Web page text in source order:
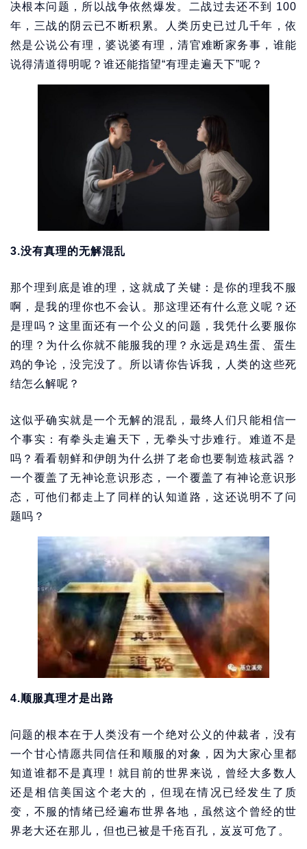
决根本问题，所以战争依然爆发。二战过去还不到 100
年，三战的阴云已不断积累。人类历史已过几千年，依
然是公说公有理，婆说婆有理，清官难断家务事，谁能
说得清道得明呢？谁还能指望“有理走遍天下”呢？
3.没有真理的无解混乱
那个理到底是谁的理，这就成了关键：是你的理我不服
啊，是我的理你也不会认。那这理还有什么意义呢？还
是理吗？这里面还有一个公义的问题，我凭什么要服你
的理？为什么你就不能服我的理？永远是鸡生蛋、蛋生
鸡的争论，没完没了。所以请你告诉我，人类的这些死
结怎么解呢？
这似乎确实就是一个无解的混乱，最终人们只能相信一
个事实：有拳头走遍天下，无拳头寸步难行。难道不是
吗？看看朝鲜和伊朗为什么拼了老命也要制造核武器？
一个覆盖了无神论意识形态，一个覆盖了有神论意识形
态，可他们都走上了同样的认知道路，这还说明不了问
题吗？
4.顺服真理才是出路
问题的根本在于人类没有一个绝对公义的仲裁者，没有
一个甘心情愿共同信任和顺服的对象，因为大家心里都
知道谁都不是真理！就目前的世界来说，曾经大多数人
还是相信美国这个老大的，但现在情况已经发生了质
变，不服的情绪已经遍布世界各地，虽然这个曾经的世
界老大还在那儿，但也已被是千疮百孔，岌岌可危了。